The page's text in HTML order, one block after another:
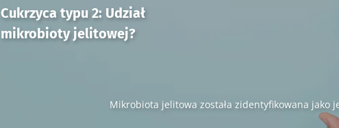
Cukrzyca typu 2: Udział
mikrobioty jelitowej?
Mikrobiota jelitowa została zidentyfikowana jako